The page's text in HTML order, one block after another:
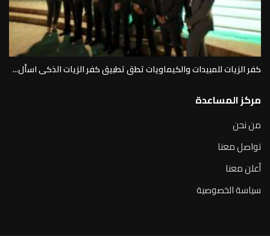
كفر الزيات للمبيدات والكيماويات تطق تطبيق كفر الزيات الذكى اسأل...
مركز المساعدة
من نحن
تواصل معنا
أعلن معنا
سياسة الخصوصية